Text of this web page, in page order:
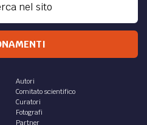
nel sito
Autori
Comitato scientifico
Curatori
Fotografi
Partner